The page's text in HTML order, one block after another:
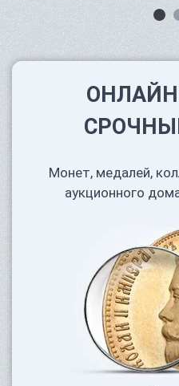
Монет, медалей,
аукционного